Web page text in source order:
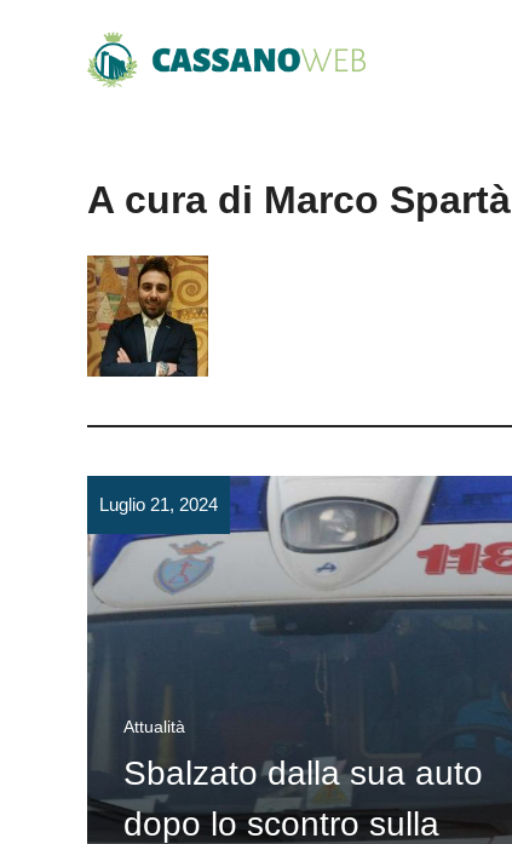
A cura di Marco Spartà
Luglio 21, 2024
Attualità
Sbalzato dalla sua auto
dopo lo scontro sulla